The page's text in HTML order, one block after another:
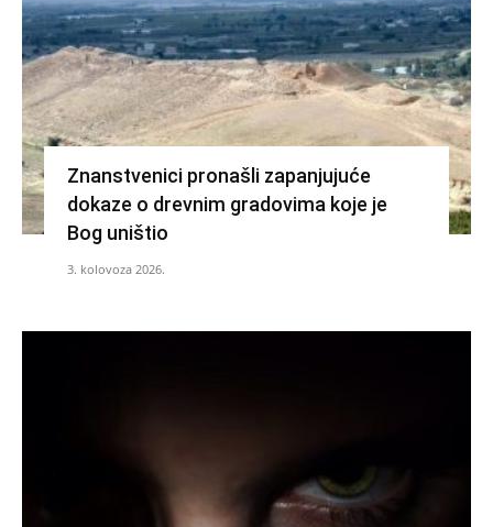
Znanstvenici pronašli zapanjujuće
dokaze o drevnim gradovima koje je
Bog uništio
3. kolovoza 2026.